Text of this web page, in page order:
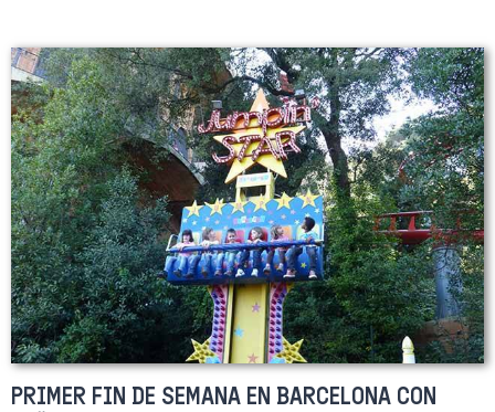
ACTIVIDADES
PARA
PASARLO
EN
GRANDE
CON
TODA
LA
FAMILIA
PRIMER FIN DE SEMANA EN BARCELONA CON